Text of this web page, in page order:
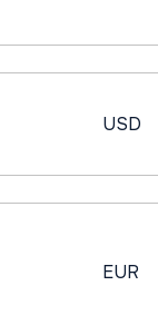
USD
EUR